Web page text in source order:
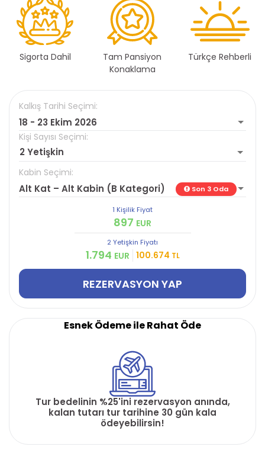
Sigorta Dahil
Tam Pansiyon
Konaklama
Türkçe Rehberli
Kalkış Tarihi Seçimi:
18 - 23 Ekim 2026
Kişi Sayısı Seçimi:
2 Yetişkin
Kabin Seçimi:
Alt Kat – Alt Kabin (B Kategori) Son 3 Oda
1 Kişilik Fiyat
897 EUR
2 Yetişkin Fiyatı
1.794 EUR 100.674 TL
REZERVASYON YAP
Esnek Ödeme ile Rahat Öde
Tur bedelinin %25'ini rezervasyon anında,
kalan tutarı tur tarihine 30 gün kala
ödeyebilirsin!